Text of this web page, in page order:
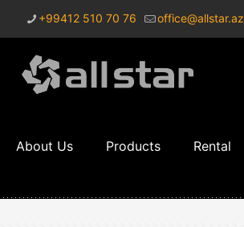
+99412 510 70 76 office@allstar.az
About Us Products Rental